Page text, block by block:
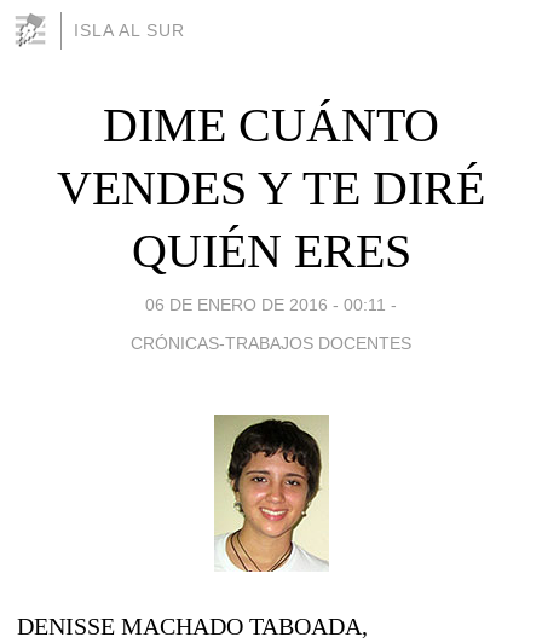
ISLA AL SUR
DIME CUÁNTO
VENDES Y TE DIRÉ
QUIÉN ERES
06 DE ENERO DE 2016 - 00:11 -
CRÓNICAS-TRABAJOS DOCENTES
DENISSE MACHADO TABOADA,